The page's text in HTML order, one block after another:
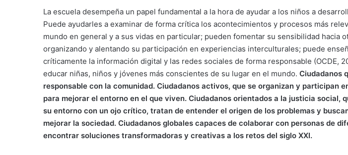
La escuela desempeña un papel fundamental a la hora de ayudar a los niños a
Puede ayudarles a examinar de forma crítica los acontecimientos y procesos más
mundo en general y a sus vidas en particular; pueden fomentar su sensibilidad hacia
organizando y alentando su participación en experiencias interculturales; puede
críticamente la información digital y las redes sociales de forma responsable (OCDE,
educar niñas, niños y jóvenes más conscientes de su lugar en el mundo. Ciudadanos
responsable con la comunidad. Ciudadanos activos, que se organizan y participan
para mejorar el entorno en el que viven. Ciudadanos orientados a la justicia social,
su entorno con un ojo crítico, tratan de entender el origen de los problemas y
mejorar la sociedad. Ciudadanos globales capaces de colaborar con personas de
encontrar soluciones transformadoras y creativas a los retos del siglo XXI.